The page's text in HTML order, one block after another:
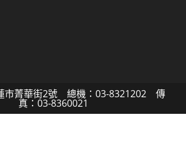
市菁華街2號 總機：03-8321202 傳
真：03-8360021